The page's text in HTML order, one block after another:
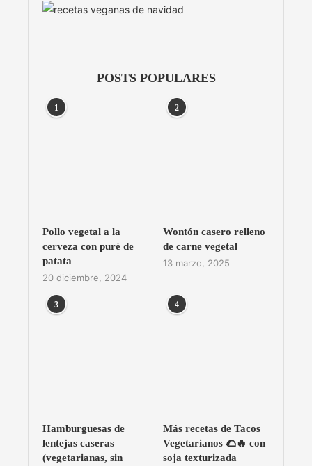
POSTS POPULARES
1
Pollo vegetal a la
cerveza con puré de
patata
20 diciembre, 2024
2
Wontón casero relleno
de carne vegetal
13 marzo, 2025
3
Hamburguesas de
lentejas caseras
(vegetarianas, sin
4
Más recetas de Tacos
Vegetarianos 🌮🔥 con
soja texturizada